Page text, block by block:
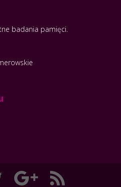
badania pamięci.